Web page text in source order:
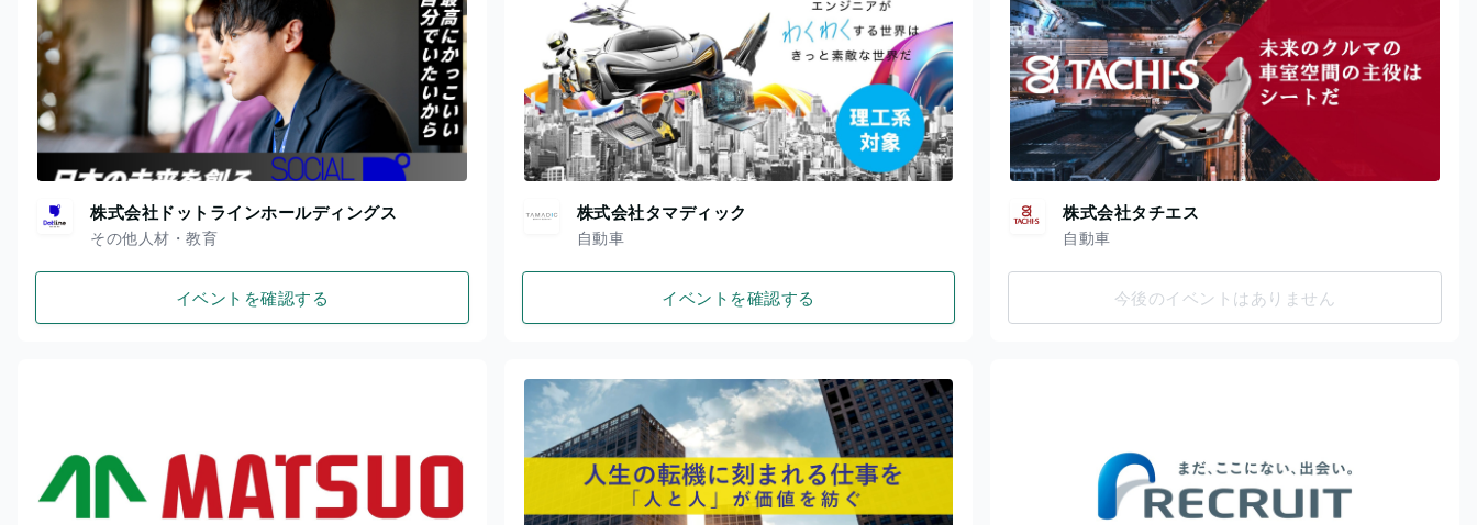
株式会社ドットラインホールディングス
その他人材・教育
イベントを確認する
株式会社タマディック
自動車
イベントを確認する
株式会社タチエス
自動車
今後のイベントはありません